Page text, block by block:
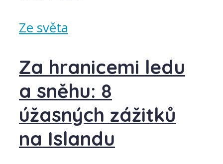
Ze světa
Za hranicemi ledu
a sněhu: 8
úžasných zážitků
na Islandu